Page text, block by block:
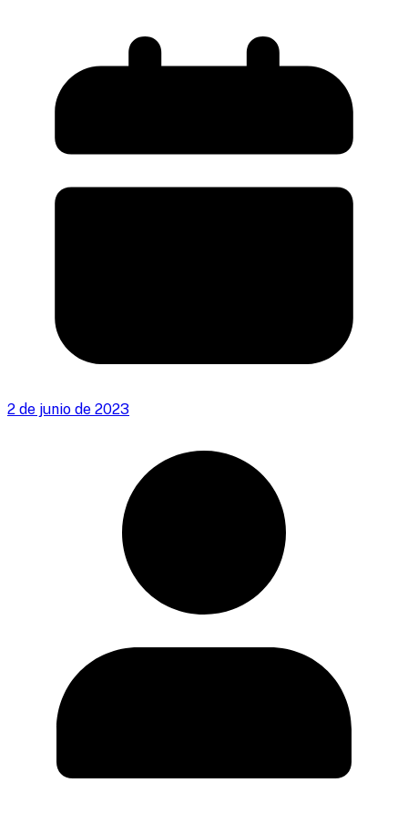
2 de junio de 2023